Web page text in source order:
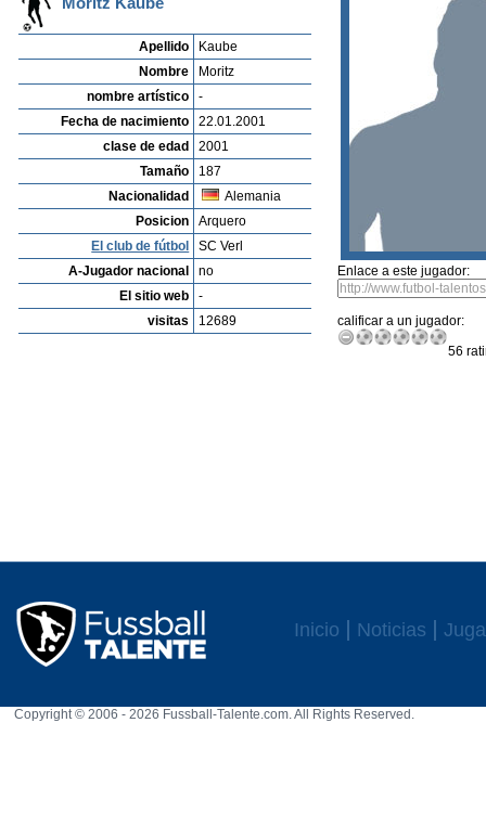
Apellido
Kaube
Nombre
Moritz
nombre artístico
-
Fecha de nacimiento
22.01.2001
clase de edad
2001
Tamaño
187
Nacionalidad
Alemania
Posicion
Arquero
El club de fútbol
SC Verl
A-Jugador nacional
no
El sitio web
-
visitas
12689
Enlace a este jugador:
calificar a un jugador:
56
Inicio Noticias
Copyright © 2006 - 2026 Fussball-Talente.com. All Rights Reserved.